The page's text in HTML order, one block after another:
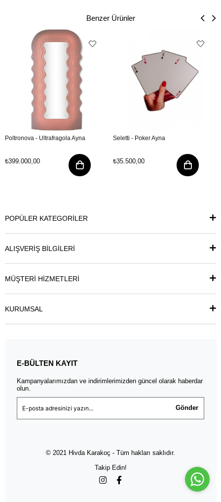
Benzer Ürünler
Poltronova - Ultrafragola Ayna
₺399.000,00
Seletti - Poker Ayna
₺35.500,00
POPÜLER KATEGORİLER
ALIŞVERİŞ BİLGİLERİ
MÜŞTERİ HİZMETLERİ
KURUMSAL
E-BÜLTEN KAYIT
Kampanyalarımızdan ve indirimlerimizden güncel olarak haberdar
olun.
Gönder
© 2021 Hivda Karakoç - Tüm hakları saklıdır.
Takip Edin!